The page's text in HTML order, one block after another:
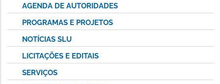
AGENDA DE AUTORIDADES
PROGRAMAS E PROJETOS
NOTÍCIAS SLU
LICITAÇÕES E EDITAIS
SERVIÇOS